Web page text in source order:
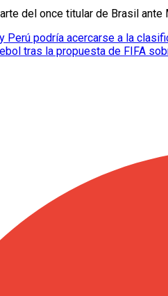
del once titular de Brasil
Perú podría acercarse a la
tras la propuesta de FIFA